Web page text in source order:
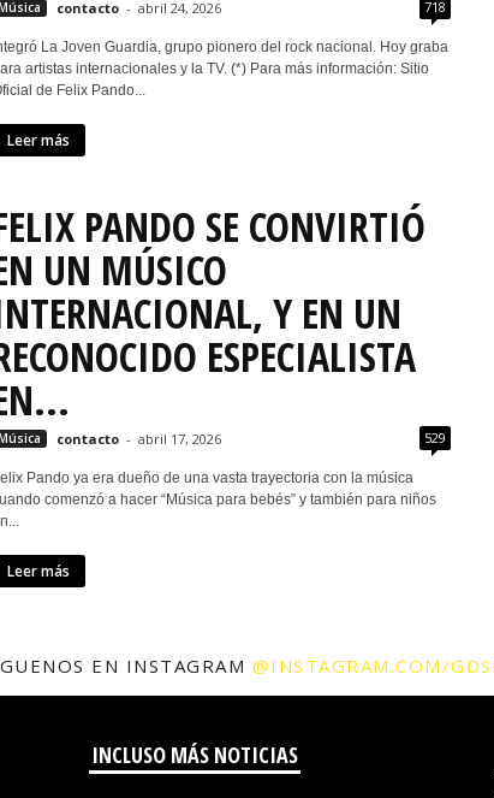
contacto - abril 24, 2026 718
La Joven Guar­dia, grupo pio­nero del rock nacio­nal. Hoy graba
artis­tas inter­na­cio­na­les y la TV. (*) Para más información: Sitio
de Felix Pando...
Leer más
PANDO SE CONVIRTIÓ
UN MÚSICO
Y EN UN
ESPECIALISTA
contacto - abril 17, 2026 529
Pando ya era dueño de una vasta trayectoria con la música
comenzó a hacer “Música para bebés” y también para niños
Leer más
EN INSTAGRAM @INSTAGRAM.COM/
INCLUSO MÁS NOTICIAS